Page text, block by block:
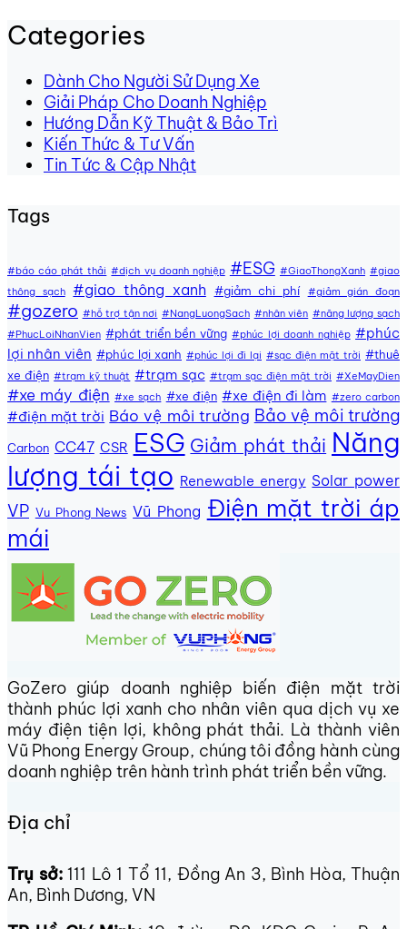
Categories
Dành Cho Người Sử Dụng Xe
Giải Pháp Cho Doanh Nghiệp
Hướng Dẫn Kỹ Thuật & Bảo Trì
Kiến Thức & Tư Vấn
Tin Tức & Cập Nhật
Tags
#báo cáo phát thải #dịch vụ doanh nghiệp #ESG #GiaoThongXanh #giao
thông sạch
#giao thông xanh #giảm chi phí #giảm gián đoạn
#gozero #hỗ trợ tận nơi #NangLuongSach #nhân viên #năng lượng sạch
#PhucLoiNhanVien #phát triển bền vững #phúc lợi doanh nghiệp #phúc
lợi nhân viên #phúc lợi xanh #phúc lợi đi lại #sạc điện mặt trời #thuê
xe điện #trạm kỹ thuật #trạm sạc #trạm sạc điện mặt trời #XeMayDien
#xe máy điện #xe sạch #xe điện #xe điện đi làm #zero carbon
#điện mặt trời Báo vệ môi trường Bảo vệ môi trường
Carbon CC47 CSR ESG Giảm phát thải Năng
lượng tái tạo Renewable energy Solar power
VP Vu Phong News Vũ Phong Điện mặt trời áp
mái
GoZero giúp doanh nghiệp biến điện mặt trời
thành phúc lợi xanh cho nhân viên qua dịch vụ xe
máy điện tiện lợi, không phát thải. Là thành viên
Vũ Phong Energy Group, chúng tôi đồng hành cùng
doanh nghiệp trên hành trình phát triển bền vững.
Địa chỉ
Trụ sở:111 Lô 1 Tổ 11, Đồng An 3, Bình Hòa, Thuận
An, Bình Dương, VN